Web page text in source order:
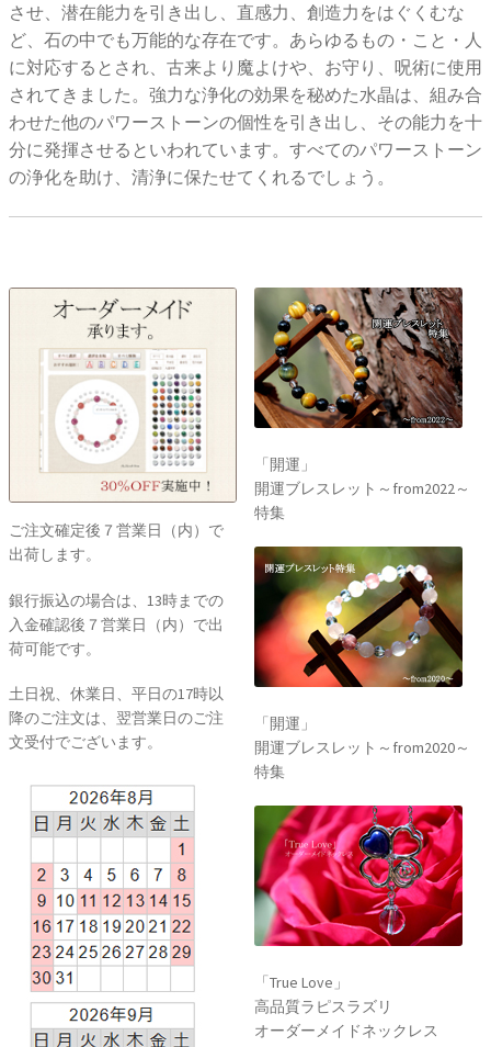
させ、潜在能力を引き出し、直感力、創造力をはぐくむな
ど、石の中でも万能的な存在です。あらゆるもの・こと・人
に対応するとされ、古来より魔よけや、お守り、呪術に使用
されてきました。強力な浄化の効果を秘めた水晶は、組み合
わせた他のパワーストーンの個性を引き出し、その能力を十
分に発揮させるといわれています。すべてのパワーストーン
の浄化を助け、清浄に保たせてくれるでしょう。
ご注文確定後７営業日（内）で
出荷します。
銀行振込の場合は、13時までの
入金確認後７営業日（内）で出
荷可能です。
土日祝、休業日、平日の17時以
降のご注文は、翌営業日のご注
文受付でございます。
「開運」
開運ブレスレット～from2022～
特集
「開運」
開運ブレスレット～from2020～
特集
「True Love」
高品質ラピスラズリ
オーダーメイドネックレス